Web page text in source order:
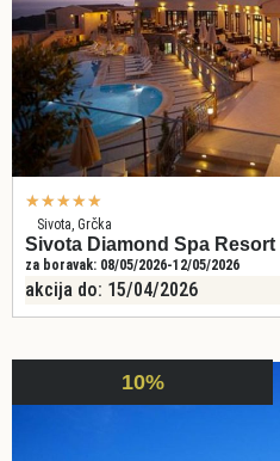
★★★★★
Sivota, Grčka
Sivota Diamond Spa Resort
za boravak: 08/05/2026-12/05/2026
akcija do: 15/04/2026
10%